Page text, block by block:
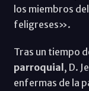
los miembros
feligreses».
Tras un tiempo
parroquial, D.
enfermas de la